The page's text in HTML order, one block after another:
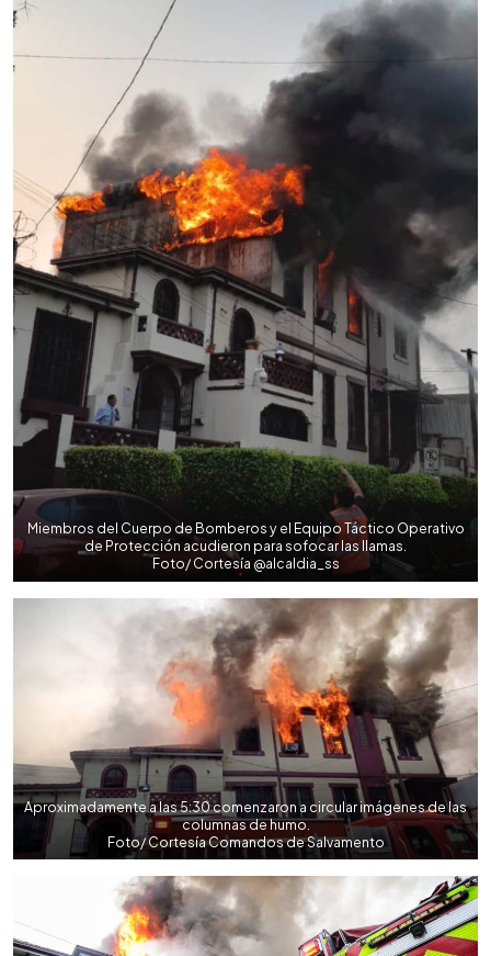
Miembros del Cuerpo de Bomberos y el Equipo Táctico Operativo
de Protección acudieron para sofocar las llamas.
Foto/ Cortesía @alcaldia_ss
Aproximadamente a las 5:30 comenzaron a circular imágenes de las
columnas de humo.
Foto/ Cortesía Comandos de Salvamento